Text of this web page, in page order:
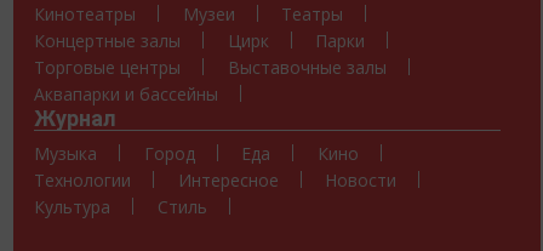
Кинотеатры
Музеи
Театры
Концертные залы
Цирк
Парки
Торговые центры
Выставочные залы
Аквапарки и бассейны
Журнал
Музыка Город Еда
Кино
Технологии
Интересное
Новости
Культура
Стиль